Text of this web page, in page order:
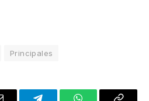
Principales